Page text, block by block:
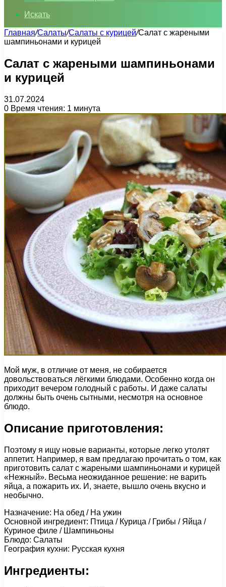
Искать
Главная/Салаты/Салаты с курицей/Салат с жареными
шампиньонами и курицей
Салат с жареными шампиньонами
и курицей
31.07.2024
0 Время чтения: 1 минута
Мой муж, в отличие от меня, не собирается
довольствоваться лёгкими блюдами. Особенно когда он
приходит вечером голодный с работы. И даже салаты
должны быть очень сытными, несмотря на основное
блюдо.
Описание приготовления:
Поэтому я ищу новые варианты, которые легко утолят
аппетит. Например, я вам предлагаю прочитать о том, как
приготовить салат с жареными шампиньонами и курицей
«Нежный». Весьма неожиданное решение: не варить
яйца, а пожарить их. И, знаете, вышло очень вкусно и
необычно.
Назначение: На обед / На ужин
Основной ингредиент: Птица / Курица / Грибы / Яйца /
Куриное филе / Шампиньоны
Блюдо: Салаты
География кухни: Русская кухня
Ингредиенты: